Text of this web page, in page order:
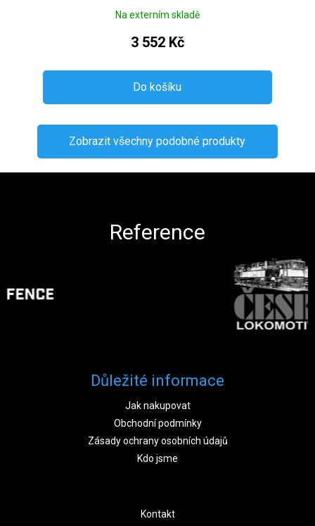
Na externím skladě
3 552 Kč
Do košíku
Zobrazit všechny podobné produkty
Reference
Důležité informace
Jak nakupovat
Obchodní podmínky
Zásady ochrany osobních údajů
Kdo jsme
Kontakt